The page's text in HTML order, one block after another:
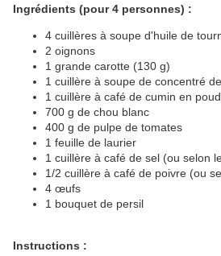
Ingrédients (pour 4 personnes) :
4 cuillères à soupe d'huile de
2 oignons
1 grande carotte (130 g)
1 cuillère à soupe de concentré
1 cuillère à café de cumin en
700 g de chou blanc
400 g de pulpe de tomates
1 feuille de laurier
1 cuillère à café de sel (ou selon
1/2 cuillère à café de poivre (ou
4 œufs
1 bouquet de persil
Instructions :